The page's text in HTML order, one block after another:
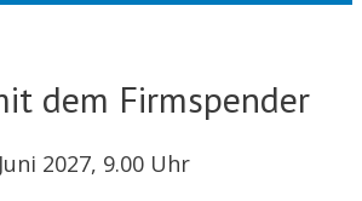
dem Firmspender
2027, 9.00 Uhr